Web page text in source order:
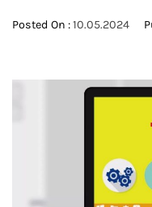
Posted On :10.05.2024